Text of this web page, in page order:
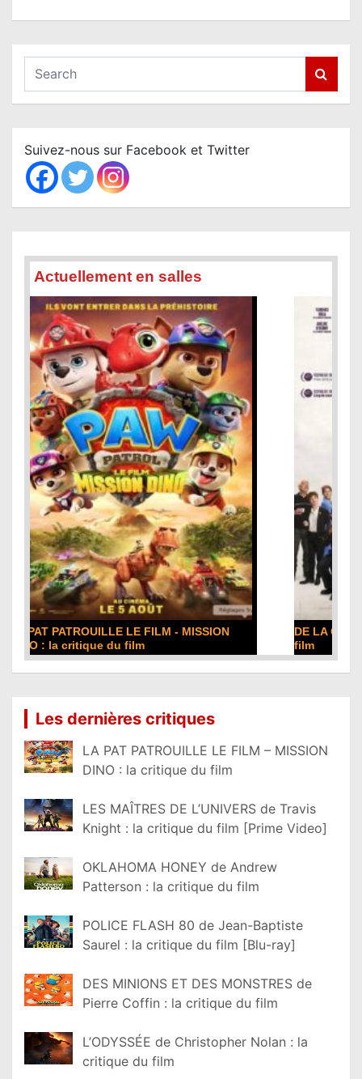
a
c
h
Suivez-nous sur Facebook et Twitter
Actuellement en salles
DE LA COMÉDIE-FRANÇAISE : la critique du
film
Les dernières critiques
LA PAT PATROUILLE LE FILM – MISSION
DINO : la critique du film
LES MAÎTRES DE L’UNIVERS de Travis
Knight : la critique du film [Prime Video]
OKLAHOMA HONEY de Andrew
Patterson : la critique du film
POLICE FLASH 80 de Jean-Baptiste
Saurel : la critique du film [Blu-ray]
DES MINIONS ET DES MONSTRES de
Pierre Coffin : la critique du film
L’ODYSSÉE de Christopher Nolan : la
critique du film